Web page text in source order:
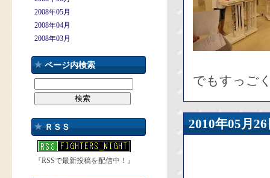
2008年05月
2008年04月
2008年03月
ページ内検索
ＲＳＳ
『RSSで最新投稿を配信中！』
でもすっご
2010年05